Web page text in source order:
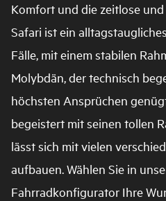
Komfort und die zeitlose
Safari ist ein
Fälle, mit einem stabilen
Molybdän, der technisch
höchsten Ansprüchen
begeistert mit seinen tollen
lässt sich mit vielen
aufbauen. Wählen Sie in
Fahrradkonfigurator Ihre